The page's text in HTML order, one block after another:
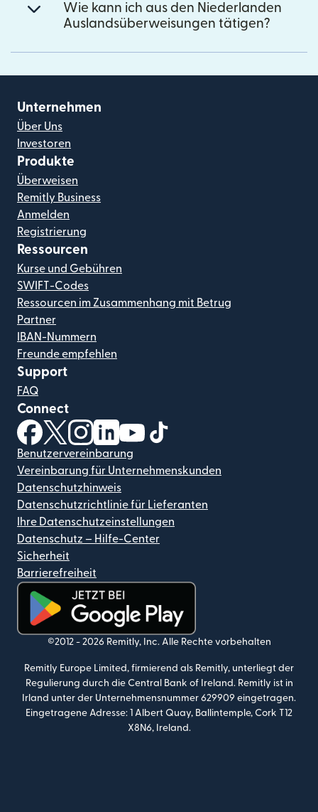
Wie kann ich aus den Niederlanden
Auslandsüberweisungen tätigen?
Unternehmen
Über Uns
Investoren
Produkte
Überweisen
Remitly Business
Anmelden
Registrierung
Ressourcen
Kurse und Gebühren
SWIFT-Codes
Ressourcen im Zusammenhang mit Betrug
Partner
IBAN-Nummern
Freunde empfehlen
Support
FAQ
Connect
(wird in einem neuen Fenster geöffnet)
(wird in einem neuen Fenster geöffnet)
(wird in einem neuen Fenster geöffnet)
(wird in einem neuen Fenster geöffnet)
(wird in einem neuen Fenster
Benutzervereinbarung
Vereinbarung für Unternehmenskunden
Datenschutzhinweis
Datenschutzrichtlinie für Lieferanten
Ihre Datenschutzeinstellungen
Datenschutz – Hilfe-Center
Sicherheit
Barrierefreiheit
(wird in einem neuen Fenster geöffnet)
©2012 - 2026 Remitly, Inc. Alle Rechte vorbehalten
Remitly Europe Limited, firmierend als Remitly, unterliegt der
Regulierung durch die Central Bank of Ireland. Remitly ist in
Irland unter der Unternehmensnummer 629909 eingetragen.
Eingetragene Adresse: 1 Albert Quay, Ballintemple, Cork T12
X8N6, Ireland.